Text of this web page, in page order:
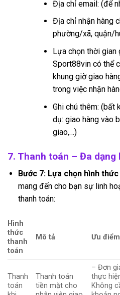
Địa chỉ email: (để
Địa chỉ nhận hàng
phường/xã, quận/
Lựa chọn thời gian
Sport88vin có thể
khung giờ giao
trong việc nhận
Ghi chú thêm: (bất
dụ: giao hàng vào
giao,…)
7. Thanh toán – Đa dạng
Bước 7: Lựa chọn hình
mang đến cho bạn sự linh
thanh toán:
Hình
thức
thanh
toán
Mô tả Ưu điểm
Thanh
toán
Thanh toán
tiền mặt cho
– Đơn
thực
Không